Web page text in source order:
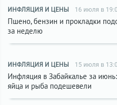
ИНФЛЯЦИЯ И ЦЕНЫ 16 июля в
Пшено, бензин и прокладки
за неделю
ИНФЛЯЦИЯ И ЦЕНЫ 15 июля в
Инфляция в Забайкалье за
яйца и рыба подешевели